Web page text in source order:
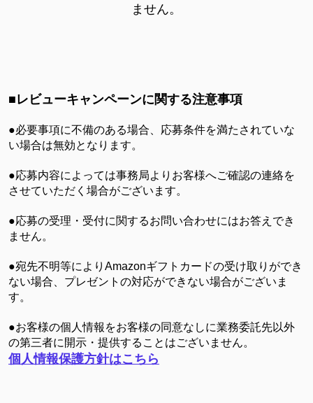
ません。
■レビューキャンペーンに関する注意事項
●必要事項に不備のある場合、応募条件を満たされていな
い場合は無効となります。
●応募内容によっては事務局よりお客様へご確認の連絡を
させていただく場合がございます。
●応募の受理・受付に関するお問い合わせにはお答えでき
ません。
●宛先不明等によりAmazonギフトカードの受け取りができ
ない場合、プレゼントの対応ができない場合がございま
す。
●お客様の個人情報をお客様の同意なしに業務委託先以外
の第三者に開示・提供することはございません。
個人情報保護方針はこちら